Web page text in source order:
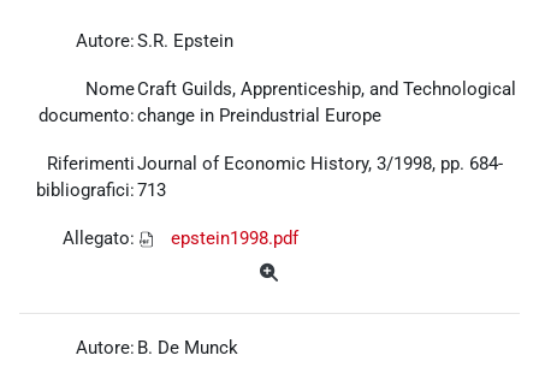
Autore:S.R. Epstein
Nome
documento:
Craft Guilds, Apprenticeship, and Technological
change in Preindustrial Europe
Riferimenti
bibliografici:
Journal of Economic History, 3/1998, pp. 684-
713
Allegato: epstein1998.pdf
Autore: B. De Munck